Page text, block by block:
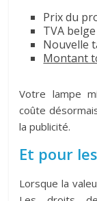
Prix du
TVA
Nouvelle
Montant
Votre lampe
coûte
la publicité.
Et pour
Lorsque la